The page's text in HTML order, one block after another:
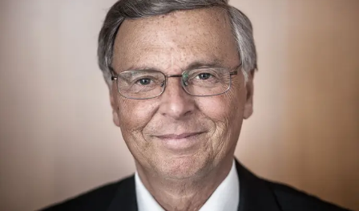
Danke herzlich für alles, was ihr mir getan;
Mein Ausflug an die Alster war alles andere als Wahn!